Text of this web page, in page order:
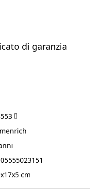
di garanzia
cm